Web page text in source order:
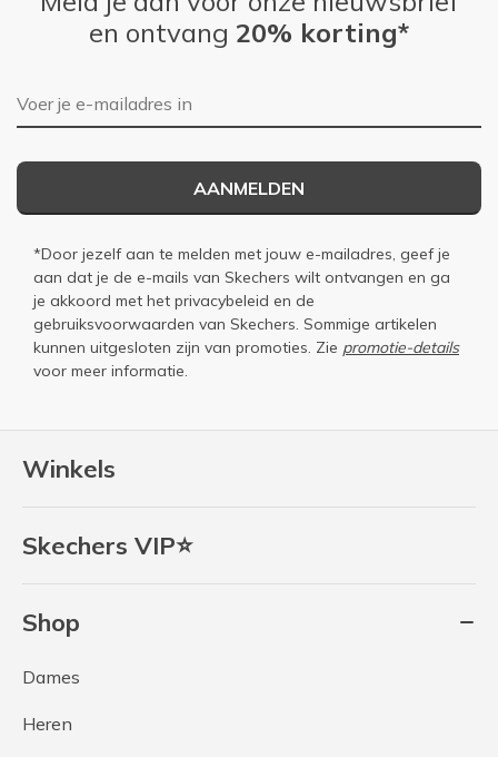
Winkels
Skechers VIP⭐
Shop
Dames
Heren
en ontvang 20% korting*
E-mailadres
AANMELDEN
*Door jezelf aan te melden met jouw e-mailadres, geef je
aan dat je de e-mails van Skechers wilt ontvangen en ga
je akkoord met het privacybeleid en de
gebruiksvoorwaarden van Skechers. Sommige artikelen
kunnen uitgesloten zijn van promoties. Zie promotie-details
voor meer informatie.